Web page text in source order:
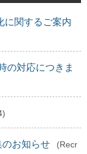
に関するご案内
の対応につきま
のお知らせ
(Recr